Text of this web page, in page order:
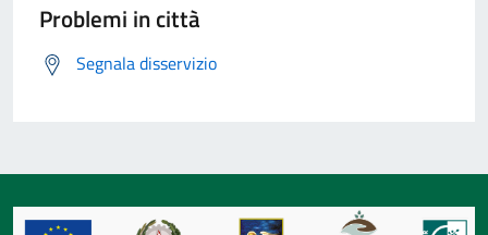
Problemi in città
Segnala disservizio